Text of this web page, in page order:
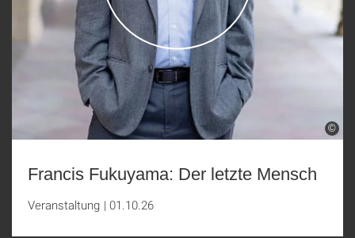
©
Francis Fukuyama: Der letzte Mensch
Veranstaltung | 01.10.26